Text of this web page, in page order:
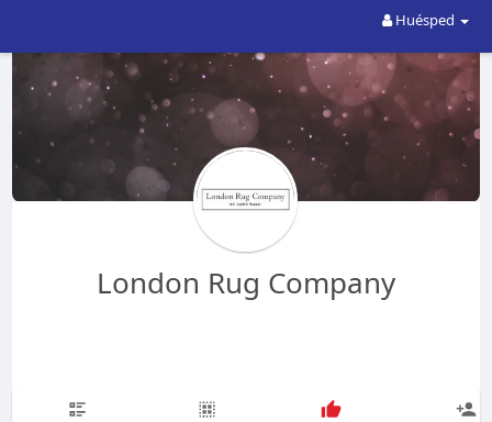
Huésped
London Rug Company